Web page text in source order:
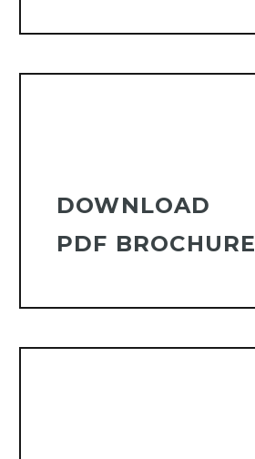
DOWNLOAD
PDF BROCHURE